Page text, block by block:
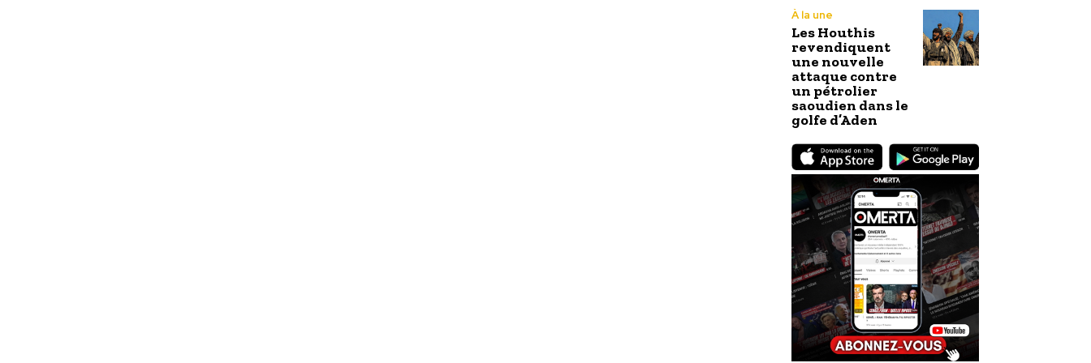
À la une
Les Houthis
revendiquent
une nouvelle
attaque contre
un pétrolier
saoudien dans le
golfe d’Aden